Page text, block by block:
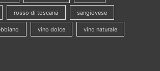
rosso di toscana sangiovese
vino dolce vino naturale